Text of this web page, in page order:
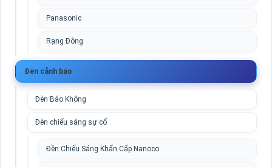
Panasonic
Rạng Đông
Đèn cảnh báo
Đèn Báo Không
Đèn chiếu sáng sự cố
Đền Chiếu Sáng Khẩn Cấp Nanoco